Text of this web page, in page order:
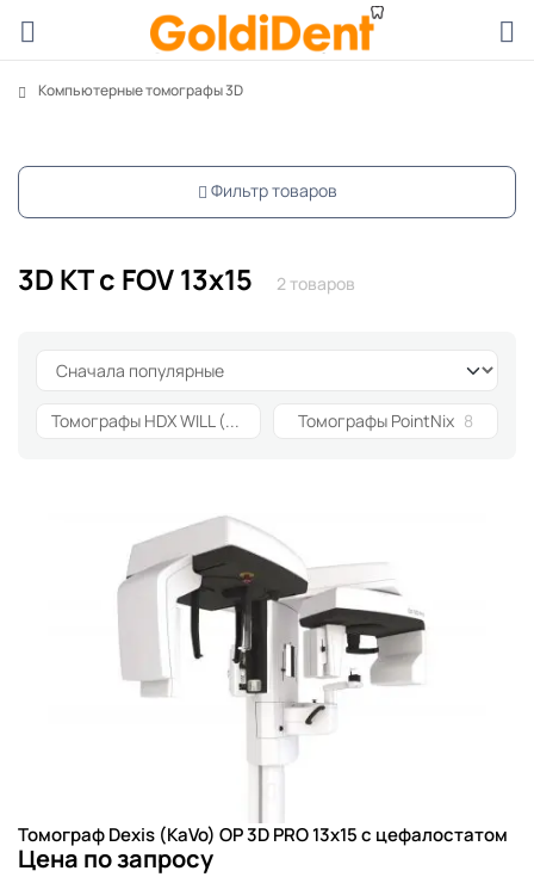
Компьютерные томографы 3D
Фильтр товаров
3D КТ с FOV 13x15 2 товаров
Томографы HDX WILL (Dentri) 6Томографы PointNix 8
Томограф Dexis (KaVo) OP 3D PRO 13x15 с цефалостатом
Цена по запросу